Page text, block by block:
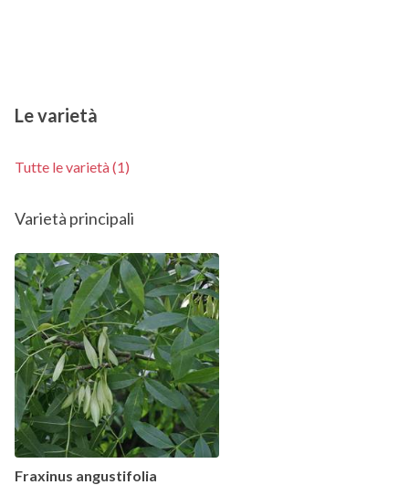
Le varietà
Tutte le varietà (1)
Varietà principali
Fraxinus angustifolia